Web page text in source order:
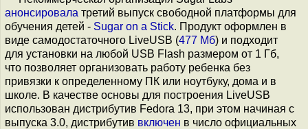
анонсировала третий выпуск свободной платформы для
обучения детей - Sugar on a Stick. Продукт оформлен в
виде самодостаточного LiveUSB (477 Мб) и подходит
для установки на любой USB Flash размером от 1 Гб,
что позволяет организовать работу ребенка без
привязки к определенному ПК или ноутбуку, дома и в
школе. В качестве основы для построения LiveUSB
использован дистрибутив Fedora 13, при этом начиная с
выпуска 3.0, дистрибутив включен в число официальных